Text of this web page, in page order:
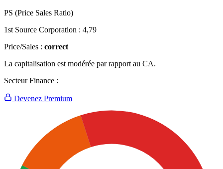
PS (Price Sales Ratio)
1st Source Corporation : 4,79
Price/Sales : correct
La capitalisation est modérée par rapport au CA.
Secteur Finance :
Devenez Premium